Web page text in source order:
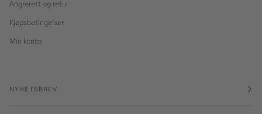
Angrerett og retur
Kjøpsbetingelser
Min konto
NYHETSBREV